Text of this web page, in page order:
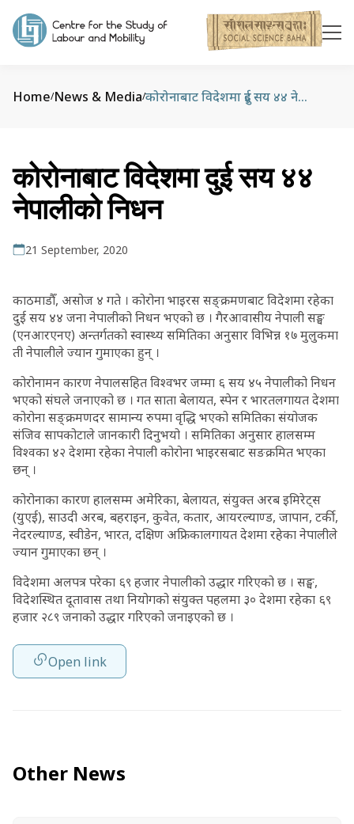
Home/News & Media/ कोरोनाबाट विदेशमा दुई सय ४४ नेपालीको निधन
कोरोनाबाट विदेशमा दुई सय ४४
नेपालीको निधन
21 September, 2020
काठमाडौँ, असोज ४ गते । कोरोना भाइरस सङ्क्रमणबाट विदेशमा रहेका
दुई सय ४४ जना नेपालीको निधन भएको छ । गैरआवासीय नेपाली सङ्घ
(एनआरएनए) अन्तर्गतको स्वास्थ्य समितिका अनुसार विभिन्न १७ मुलुकमा
ती नेपालीले ज्यान गुमाएका हुन् ।
कोरोनामन कारण नेपालसहित विश्वभर जम्मा ६ सय ४५ नेपालीको निधन
भएको संघले जनाएको छ । गत साता बेलायत, स्पेन र भारतलगायत देशमा
कोरोना सङ्क्रमणदर सामान्य रुपमा वृद्धि भएको समितिका संयोजक
संजिव सापकोटाले जानकारी दिनुभयो । समितिका अनुसार हालसम्म
विश्वका ४२ देशमा रहेका नेपाली कोरोना भाइरसबाट सङक्रमित भएका
छन् ।
कोरोनाका कारण हालसम्म अमेरिका, बेलायत, संयुक्त अरब इमिरेट्स
(युएई), साउदी अरब, बहराइन, कुवेत, कतार, आयरल्याण्ड, जापान, टर्की,
नेदरल्याण्ड, स्वीडेन, भारत, दक्षिण अफ्रिकालगायत देशमा रहेका नेपालीले
ज्यान गुमाएका छन् ।
विदेशमा अलपत्र परेका ६९ हजार नेपालीको उद्धार गरिएको छ । सङ्घ,
विदेशस्थित दूतावास तथा नियोगको संयुक्त पहलमा ३० देशमा रहेका ६९
हजार २८९ जनाको उद्धार गरिएको जनाइएको छ ।
Open link
Other News